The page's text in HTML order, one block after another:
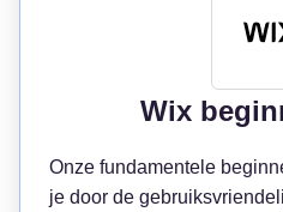
Wix
Onze fundamentele
je door de